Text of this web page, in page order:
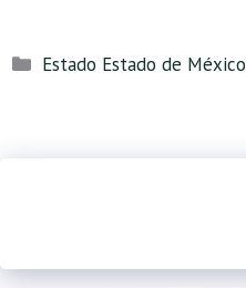
Categorías
Estado Estado de México